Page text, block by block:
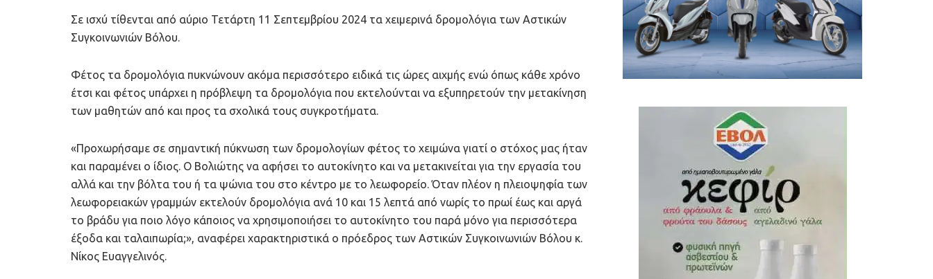
Σε ισχύ τίθενται από αύριο Τετάρτη 11 Σεπτεμβρίου 2024 τα χειμερινά δρομολόγια των Αστικών
Συγκοινωνιών Βόλου.
Φέτος τα δρομολόγια πυκνώνουν ακόμα περισσότερο ειδικά τις ώρες αιχμής ενώ όπως κάθε χρόνο
έτσι και φέτος υπάρχει η πρόβλεψη τα δρομολόγια που εκτελούνται να εξυπηρετούν την μετακίνηση
των μαθητών από και προς τα σχολικά τους συγκροτήματα.
«Προχωρήσαμε σε σημαντική πύκνωση των δρομολογίων φέτος το χειμώνα γιατί ο στόχος μας ήταν
και παραμένει ο ίδιος. Ο Βολιώτης να αφήσει το αυτοκίνητο και να μετακινείται για την εργασία του
αλλά και την βόλτα του ή τα ψώνια του στο κέντρο με το λεωφορείο. Όταν πλέον η πλειοψηφία των
λεωφορειακών γραμμών εκτελούν δρομολόγια ανά 10 και 15 λεπτά από νωρίς το πρωί έως και αργά
το βράδυ για ποιο λόγο κάποιος να χρησιμοποιήσει το αυτοκίνητο του παρά μόνο για περισσότερα
έξοδα και ταλαιπωρία;», αναφέρει χαρακτηριστικά ο πρόεδρος των Αστικών Συγκοινωνιών Βόλου κ.
Νίκος Ευαγγελινός.